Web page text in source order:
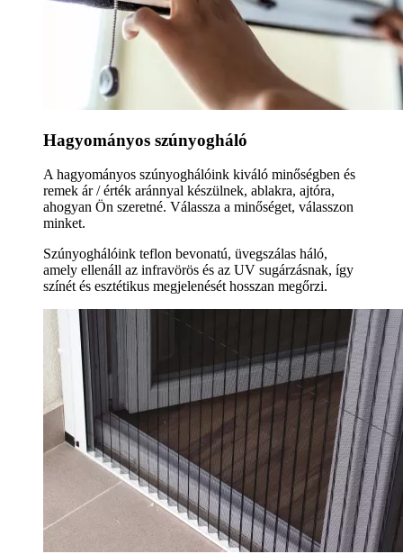
Hagyományos szúnyogháló
A hagyományos szúnyoghálóink kiváló minőségben és
remek ár / érték aránnyal készülnek, ablakra, ajtóra,
ahogyan Ön szeretné. Válassza a minőséget, válasszon
minket.
Szúnyoghálóink teflon bevonatú, üvegszálas háló,
amely ellenáll az infravörös és az UV sugárzásnak, így
színét és esztétikus megjelenését hosszan megőrzi.